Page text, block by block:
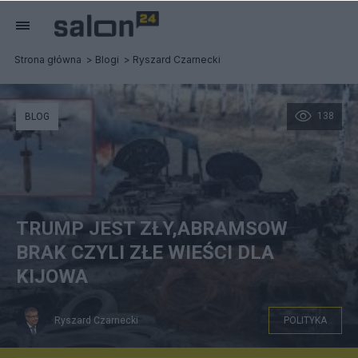
Strona główna Blogi Ryszard Czarnecki
138
BLOG
TRUMP JEST ZŁY,ABRAMSOW
BRAK CZYLI ZŁE WIEŚCI DLA
KIJOWA
Ryszard Czarnecki POLITYKA